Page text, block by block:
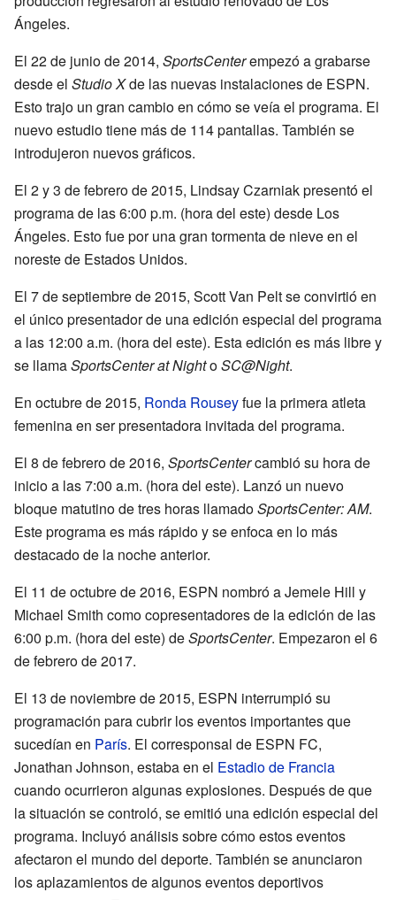
Ángeles.
El 22 de junio de 2014, SportsCenterempezó a grabarse
desde el Studio Xde las nuevas instalaciones de ESPN.
Esto trajo un gran cambio en cómo se veía el programa. El
nuevo estudio tiene más de 114 pantallas. También se
introdujeron nuevos gráficos.
El 2 y 3 de febrero de 2015, Lindsay Czarniak presentó el
programa de las 6:00 p.m. (hora del este) desde Los
Ángeles. Esto fue por una gran tormenta de nieve en el
noreste de Estados Unidos.
El 7 de septiembre de 2015, Scott Van Pelt se convirtió en
el único presentador de una edición especial del programa
a las 12:00 a.m. (hora del este). Esta edición es más libre y
se llamaSportsCenter at NightoSC@Night.
En octubre de 2015, Ronda Rouseyfue la primera atleta
femenina en ser presentadora invitada del programa.
El 8 de febrero de 2016, SportsCentercambió su hora de
inicio a las 7:00 a.m. (hora del este). Lanzó un nuevo
bloque matutino de tres horas llamadoSportsCenter: AM.
Este programa es más rápido y se enfoca en lo más
destacado de la noche anterior.
El 11 de octubre de 2016, ESPN nombró a Jemele Hill y
Michael Smith como copresentadores de la edición de las
6:00 p.m. (hora del este) deSportsCenter. Empezaron el 6
de febrero de 2017.
El 13 de noviembre de 2015, ESPN interrumpió su
programación para cubrir los eventos importantes que
sucedían en París. El corresponsal de ESPN FC,
Jonathan Johnson, estaba en el Estadio de Francia
cuando ocurrieron algunas explosiones. Después de que
la situación se controló, se emitió una edición especial del
programa. Incluyó análisis sobre cómo estos eventos
afectaron el mundo del deporte. También se anunciaron
los aplazamientos de algunos eventos deportivos